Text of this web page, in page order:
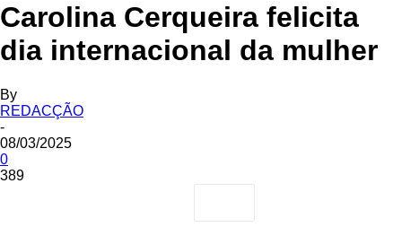
Carolina Cerqueira felicita
dia internacional da mulher
By
REDACÇÃO
-
08/03/2025
0
389